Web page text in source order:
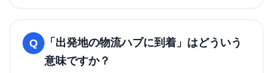
Q
「出発地の物流ハブに到着」はどういう
意味ですか？